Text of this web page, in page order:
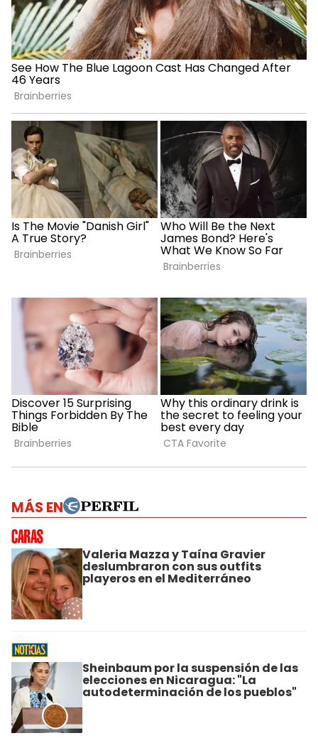
MÁS EN
Valeria Mazza y Taína Gravier
deslumbraron con sus outfits
playeros en el Mediterráneo
Sheinbaum por la suspensión de las
elecciones en Nicaragua: "La
autodeterminación de los pueblos"